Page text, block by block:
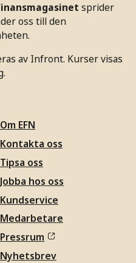
sprider
oss till den
av Infront. Kurser visas
Om EFN
Kontakta oss
Tipsa oss
Jobba hos oss
Kundservice
Medarbetare
Pressrum
Nyhetsbrev